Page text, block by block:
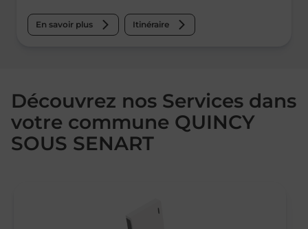
En savoir plus Itinéraire
Découvrez nos Services dans
votre commune QUINCY
SOUS SENART